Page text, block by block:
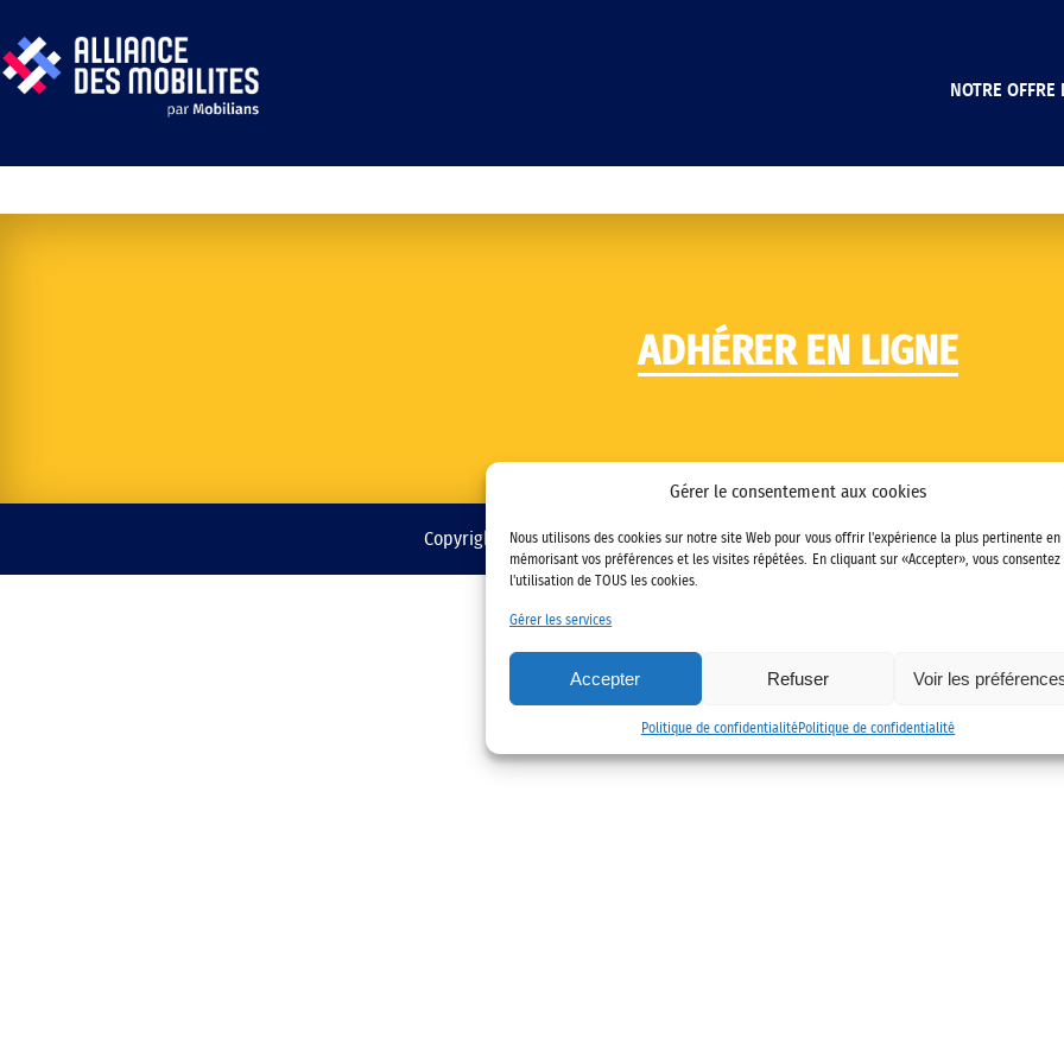
Gérer le consentement aux cookies
Nous utilisons des cookies sur notre site Web pour vous offrir l'expérience la plus pertinente en
mémorisant vos préférences et les visites répétées. En cliquant sur «Accepter», vous consentez
l'utilisation de TOUS les cookies.
Gérer les services
Accepter Refuser Voir les
Politique de confidentialitéPolitique de confidentialité
NOTRE OFFRE
ADHÉRER EN LIGNE
Copyright © 2022 Alliance des mobilités Mentions légales Politique de